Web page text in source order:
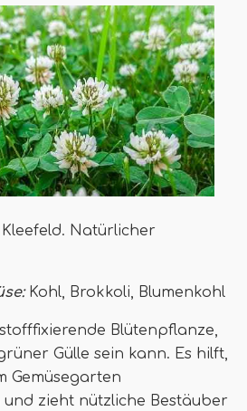
Natürlicher
Kohl, Brokkoli, Blumenkohl
Blütenpflanze,
Gülle sein kann. Es hilft,
Gemüsegarten
zieht nützliche Bestäuber